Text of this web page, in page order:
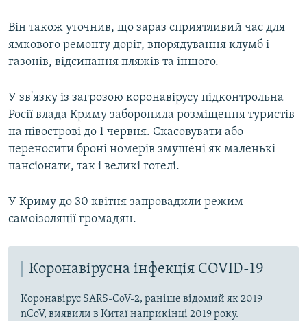
Він також уточнив, що зараз сприятливий час для
ямкового ремонту доріг, впорядування клумб і
газонів, відсипання пляжів та іншого.
У зв'язку із загрозою коронавірусу підконтрольна
Росії влада Криму заборонила розміщення туристів
на півострові до 1 червня. Скасовувати або
переносити броні номерів змушені як маленькі
пансіонати, так і великі готелі.
У Криму до 30 квітня запровадили режим
самоізоляції громадян.
Коронавірусна інфекція COVID-19
Коронавірус SARS-CoV-2, раніше відомий як 2019
nCoV, виявили в Китаї наприкінці 2019 року.